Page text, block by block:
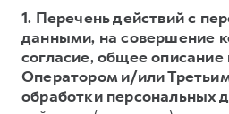
АКСЕССУАРЫ HAVAL
Автомобильные аксессуары
Коллекция CITY
Коллекция Базовая
Коллекция CITY
Коллекция Базовая
Коллекция Детская
1. Перечень действий с
данными, на совершение
согласие, общее
Оператором и/или
обработки персональных